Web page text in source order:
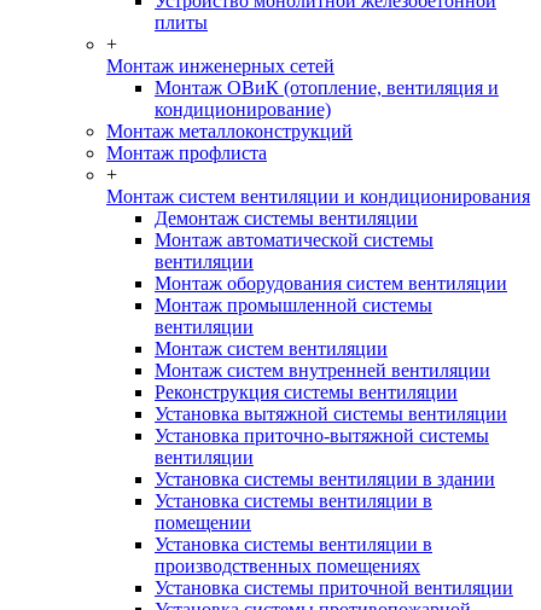
плиты
+
Монтаж инженерных сетей
Монтаж ОВиК (отопление, вентиляция и
кондиционирование)
Монтаж металлоконструкций
Монтаж профлиста
+
Монтаж систем вентиляции и кондиционирования
Демонтаж системы вентиляции
Монтаж автоматической системы
вентиляции
Монтаж оборудования систем вентиляции
Монтаж промышленной системы
вентиляции
Монтаж систем вентиляции
Монтаж систем внутренней вентиляции
Реконструкция системы вентиляции
Установка вытяжной системы вентиляции
Установка приточно-вытяжной системы
вентиляции
Установка системы вентиляции в здании
Установка системы вентиляции в
помещении
Установка системы вентиляции в
производственных помещениях
Установка системы приточной вентиляции